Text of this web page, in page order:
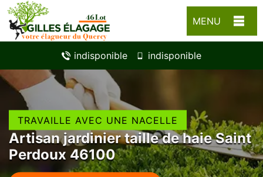
MENU
indisponible indisponible
TRAVAILLE AVEC UNE NACELLE
Artisan jardinier taille de haie Saint
Perdoux 46100